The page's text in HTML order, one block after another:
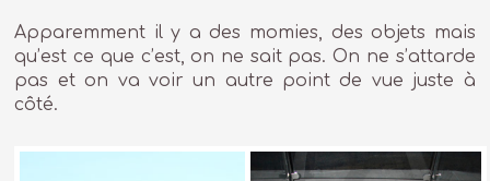
Apparemment il y a des momies, des objets mais
qu’est ce que c’est, on ne sait pas. On ne s’attarde
pas et on va voir un autre point de vue juste à
côté.